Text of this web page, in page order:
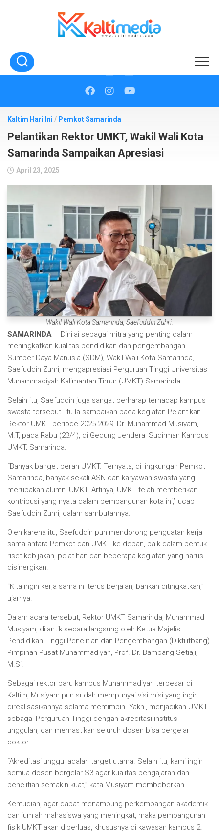
Kaltim Hari Ini / Pemkot Samarinda
Pelantikan Rektor UMKT, Wakil Wali Kota
Samarinda Sampaikan Apresiasi
April 23, 2025
Wakil Wali Kota Samarinda, Saefuddin Zuhri.
SAMARINDA – Dinilai sebagai mitra yang penting dalam
meningkatkan kualitas pendidikan dan pengembangan
Sumber Daya Manusia (SDM), Wakil Wali Kota Samarinda,
Saefuddin Zuhri, mengapresiasi Perguruan Tinggi Universitas
Muhammadiyah Kalimantan Timur (UMKT) Samarinda.
Selain itu, Saefuddin juga sangat berharap terhadap kampus
swasta tersebut. Itu Ia sampaikan pada kegiatan Pelantikan
Rektor UMKT periode 2025-2029, Dr. Muhammad Musiyam,
M.T, pada Rabu (23/4), di Gedung Jenderal Sudirman Kampus
UMKT, Samarinda.
“Banyak banget peran UMKT. Ternyata, di lingkungan Pemkot
Samarinda, banyak sekali ASN dan karyawan swasta yang
merupakan alumni UMKT. Artinya, UMKT telah memberikan
kontribusi yang nyata dalam pembangunan kota ini,” ucap
Saefuddin Zuhri, dalam sambutannya.
Oleh karena itu, Saefuddin pun mendorong penguatan kerja
sama antara Pemkot dan UMKT ke depan, baik dalam bentuk
riset kebijakan, pelatihan dan beberapa kegiatan yang harus
disinergikan.
“Kita ingin kerja sama ini terus berjalan, bahkan ditingkatkan,”
ujarnya.
Dalam acara tersebut, Rektor UMKT Samarinda, Muhammad
Musiyam, dilantik secara langsung oleh Ketua Majelis
Pendidikan Tinggi Penelitian dan Pengembangan (Diktilitbang)
Pimpinan Pusat Muhammadiyah, Prof. Dr. Bambang Setiaji,
M.Si.
Sebagai rektor baru kampus Muhammadiyah terbesar di
Kaltim, Musiyam pun sudah mempunyai visi misi yang ingin
direalisasikannya selama memimpin. Yakni, menjadikan UMKT
sebagai Perguruan Tinggi dengan akreditasi institusi
unggulan, dan memastikan seluruh dosen bisa bergelar
doktor.
“Akreditasi unggul adalah target utama. Selain itu, kami ingin
semua dosen bergelar S3 agar kualitas pengajaran dan
penelitian semakin kuat,” kata Musiyam membeberkan.
Kemudian, agar dapat menampung perkembangan akademik
dan jumlah mahasiswa yang meningkat, maka pembangunan
fisik UMKT akan diperluas, khususnya di kawasan kampus 2.